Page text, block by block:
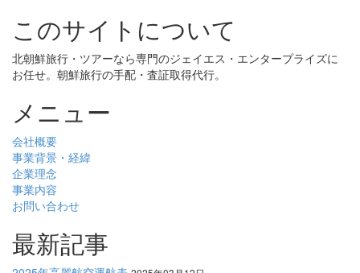
このサイトについて
北朝鮮旅行・ツアーなら専門のジェイエス・エンタープライズに
お任せ。朝鮮旅行の手配・査証取得代行。
メニュー
会社概要
事業背景・経緯
企業理念
事業内容
お問い合わせ
最新記事